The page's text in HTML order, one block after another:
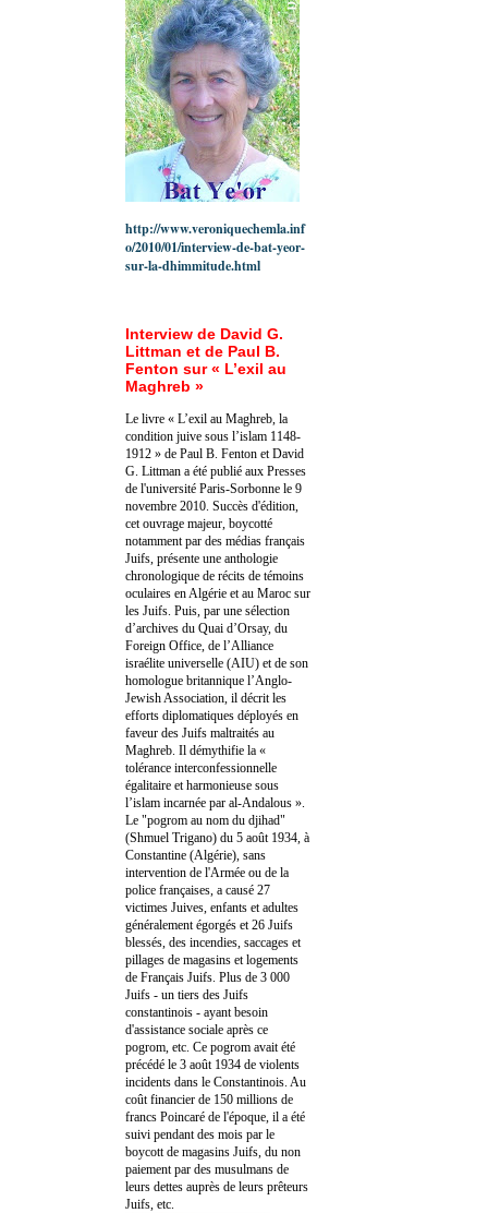
http://www.veroniquechemla.inf
o/2010/01/interview-de-bat-yeor-
sur-la-dhimmitude.html
Interview de David G.
Littman et de Paul B.
Fenton sur « L’exil au
Maghreb »
Le livre « L’exil au Maghreb, la
condition juive sous l’islam 1148-
1912 » de Paul B. Fenton et David
G. Littman a été publié aux Presses
de l'université Paris-Sorbonne le 9
novembre 2010. Succès d'édition,
cet ouvrage majeur, boycotté
notamment par des médias français
Juifs, présente une anthologie
chronologique de récits de témoins
oculaires en Algérie et au Maroc sur
les Juifs. Puis, par une sélection
d’archives du Quai d’Orsay, du
Foreign Office, de l’Alliance
israélite universelle (AIU) et de son
homologue britannique l’Anglo-
Jewish Association, il décrit les
efforts diplomatiques déployés en
faveur des Juifs maltraités au
Maghreb. Il démythifie la «
tolérance interconfessionnelle
égalitaire et harmonieuse sous
l’islam incarnée par al-Andalous ».
Le "pogrom au nom du djihad"
(Shmuel Trigano) du 5 août 1934, à
Constantine (Algérie), sans
intervention de l'Armée ou de la
police françaises, a causé 27
victimes Juives, enfants et adultes
généralement égorgés et 26 Juifs
blessés, des incendies, saccages et
pillages de magasins et logements
de Français Juifs. Plus de 3 000
Juifs - un tiers des Juifs
constantinois - ayant besoin
d'assistance sociale après ce
pogrom, etc. Ce pogrom avait été
précédé le 3 août 1934 de violents
incidents dans le Constantinois. Au
coût financier de 150 millions de
francs Poincaré de l'époque, il a été
suivi pendant des mois par le
boycott de magasins Juifs, du non
paiement par des musulmans de
leurs dettes auprès de leurs prêteurs
Juifs, etc.